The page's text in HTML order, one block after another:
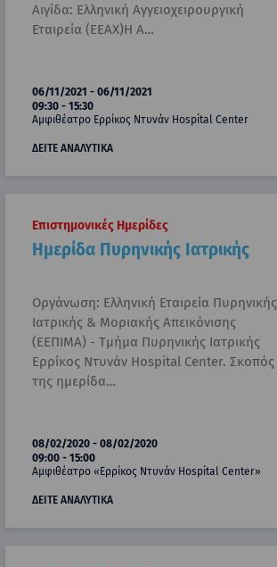
Αιγίδα: Ελληνική Αγγειοχειρουργική
Εταιρεία (ΕΕΑΧ)Η Α…
06/11/2021 - 06/11/2021
09:30 - 15:30
Αμφιθέατρο Ερρίκος Ντυνάν Hospital Center
ΔΕΙΤΕ ΑΝΑΛΥΤΙΚΑ
Επιστημονικές Ημερίδες
Ημερίδα Πυρηνικής Ιατρικής
Οργάνωση: Ελληνική Εταιρεία Πυρηνικής
Ιατρικής & Μοριακής Απεικόνισης
(ΕΕΠΙΜΑ) - Τμήμα Πυρηνικής Ιατρικής
Ερρίκος Ντυνάν Hospital Center. Σκοπός
της ημερίδα…
08/02/2020 - 08/02/2020
09:00 - 15:00
Αμφιθέατρο «Ερρίκος Ντυνάν Hospital Center»
ΔΕΙΤΕ ΑΝΑΛΥΤΙΚΑ